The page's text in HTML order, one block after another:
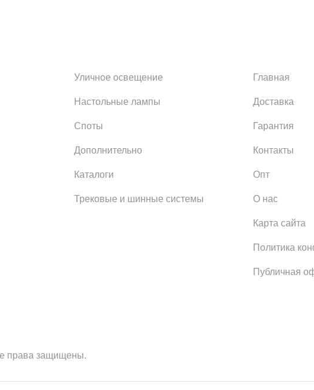
Уличное освещение
Настольные лампы
Споты
Дополнительно
Каталоги
Трековые и шинные системы
Главная
Доставка
Гарантия
Контакты
Опт
О нас
Карта сайта
Политика
Публичная
права защищены.